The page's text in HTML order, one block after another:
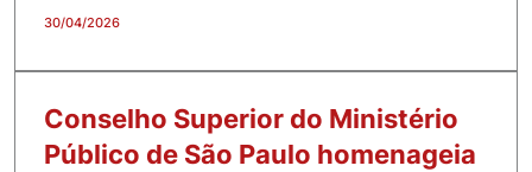
30/04/2026
Conselho Superior do Ministério
Público de São Paulo homenageia